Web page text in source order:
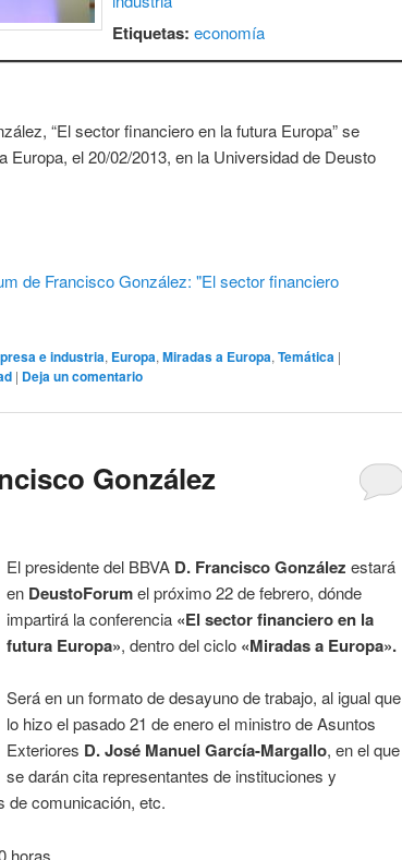
Etiquetas: economía
“El sector financiero en la futura Europa” se
Europa, el 20/02/2013, en la Universidad de Deusto
e industria, Europa, Miradas a Europa, Temática |
| Deja un comentario
González
El presidente del BBVA D. Francisco González estará
en DeustoForumel próximo 22 de febrero, dónde
impartirá la conferencia «El sector financiero en la
futura Europa», dentro del ciclo «Miradas a Europa».
Será en un formato de desayuno de trabajo, al igual que
lo hizo el pasado 21 de enero el ministro de Asuntos
Exteriores D. José Manuel García-Margallo, en el que
se darán cita representantes de instituciones y
de comunicación, etc.
horas